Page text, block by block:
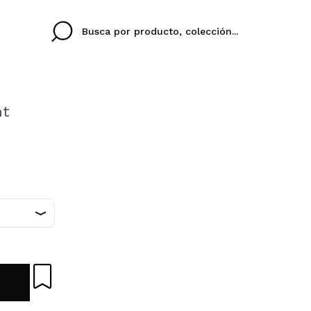
Al crear una cuenta
rápidamente, revisar
IDIOMA